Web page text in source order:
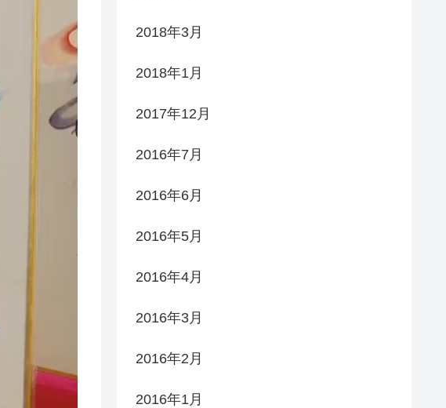
2018年3月
2018年1月
2017年12月
2016年7月
2016年6月
2016年5月
2016年4月
2016年3月
2016年2月
2016年1月